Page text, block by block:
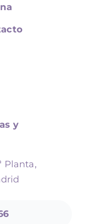
y
Planta,